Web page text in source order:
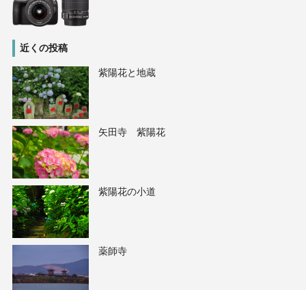
近くの投稿
紫陽花と地蔵
矢田寺 紫陽花
紫陽花の小道
薬師寺